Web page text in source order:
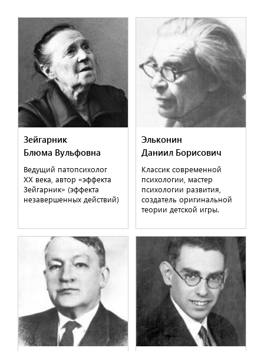
Зейгарник
Блюма Вульфовна
Ведущий патопсихолог
ХХ века, автор «эффекта
Зейгарник» (эффекта
незавершенных действий)
Эльконин
Даниил Борисович
Классик современной
психологии, мастер
психологии развития,
создатель оригинальной
теории детской игры.